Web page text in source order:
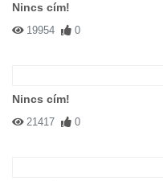
Nincs cím!
19954 0
Nincs cím!
21417 0